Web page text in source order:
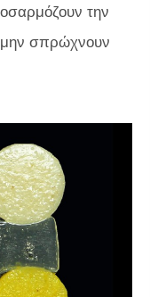
την
μην σπρώχνουν